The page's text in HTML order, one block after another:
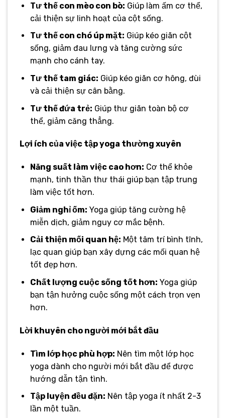
Tư thế con mèo con bò: Giúp làm ấm cơ thể,
cải thiện sự linh hoạt của cột sống.
Tư thế con chó úp mặt: Giúp kéo giãn cột
sống, giảm đau lưng và tăng cường sức
mạnh cho cánh tay.
Tư thế tam giác: Giúp kéo giãn cơ hông, đùi
và cải thiện sự cân bằng.
Tư thế đứa trẻ: Giúp thư giãn toàn bộ cơ
thể, giảm căng thẳng.
Lợi ích của việc tập yoga thường xuyên
Năng suất làm việc cao hơn: Cơ thể khỏe
mạnh, tinh thần thư thái giúp bạn tập trung
làm việc tốt hơn.
Giảm nghỉ ốm: Yoga giúp tăng cường hệ
miễn dịch, giảm nguy cơ mắc bệnh.
Cải thiện mối quan hệ: Một tâm trí bình tĩnh,
lạc quan giúp bạn xây dựng các mối quan hệ
tốt đẹp hơn.
Chất lượng cuộc sống tốt hơn: Yoga giúp
bạn tận hưởng cuộc sống một cách trọn vẹn
hơn.
Lời khuyên cho người mới bắt đầu
Tìm lớp học phù hợp: Nên tìm một lớp học
yoga dành cho người mới bắt đầu để được
hướng dẫn tận tình.
Tập luyện đều đặn: Nên tập yoga ít nhất 2-3
lần một tuần.